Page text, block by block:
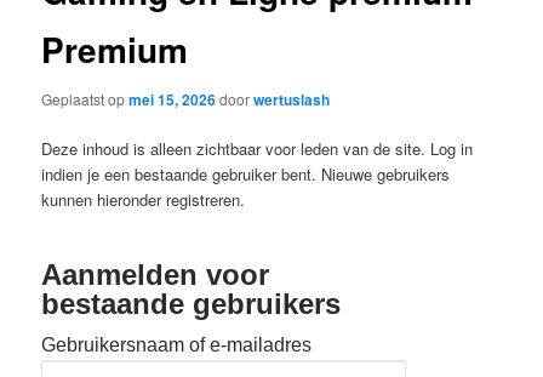
Premium
Geplaatst opmei 15, 2026doorwertuslash
Deze inhoud is alleen zichtbaar voor leden van de site. Log in
indien je een bestaande gebruiker bent. Nieuwe gebruikers
kunnen hieronder registreren.
Aanmelden voor
bestaande gebruikers
Gebruikersnaam of e-mailadres